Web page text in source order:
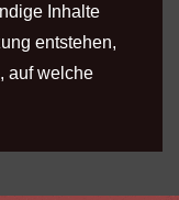
Inhalte
entstehen,
auf welche